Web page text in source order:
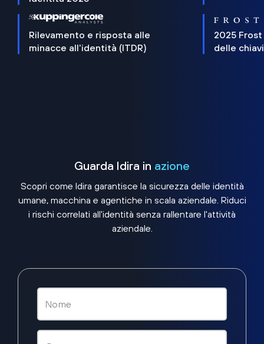
Rilevamento e risposta alle
minacce all'identità (ITDR)
2025 Frost
delle
Guarda Idira in azione
Scopri come Idira garantisce la sicurezza delle identità
umane, macchina e agentiche in scala aziendale. Riduci
i rischi correlati all'identità senza rallentare l'attività
aziendale.